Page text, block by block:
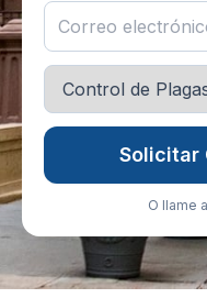
Solicitar
O llame